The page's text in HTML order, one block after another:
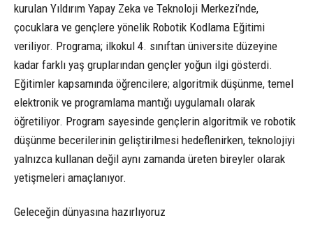
kurulan Yıldırım Yapay Zeka ve Teknoloji Merkezi’nde,
çocuklara ve gençlere yönelik Robotik Kodlama Eğitimi
veriliyor. Programa; ilkokul 4. sınıftan üniversite düzeyine
kadar farklı yaş gruplarından gençler yoğun ilgi gösterdi.
Eğitimler kapsamında öğrencilere; algoritmik düşünme, temel
elektronik ve programlama mantığı uygulamalı olarak
öğretiliyor. Program sayesinde gençlerin algoritmik ve robotik
düşünme becerilerinin geliştirilmesi hedeflenirken, teknolojiyi
yalnızca kullanan değil aynı zamanda üreten bireyler olarak
yetişmeleri amaçlanıyor.
Geleceğin dünyasına hazırlıyoruz